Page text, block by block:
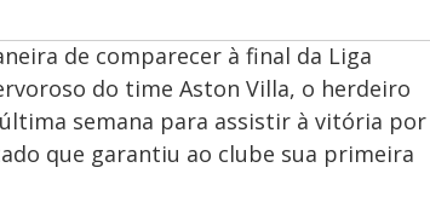
de comparecer à final da Liga
do time Aston Villa, o herdeiro
semana para assistir à vitória por
que garantiu ao clube sua primeira